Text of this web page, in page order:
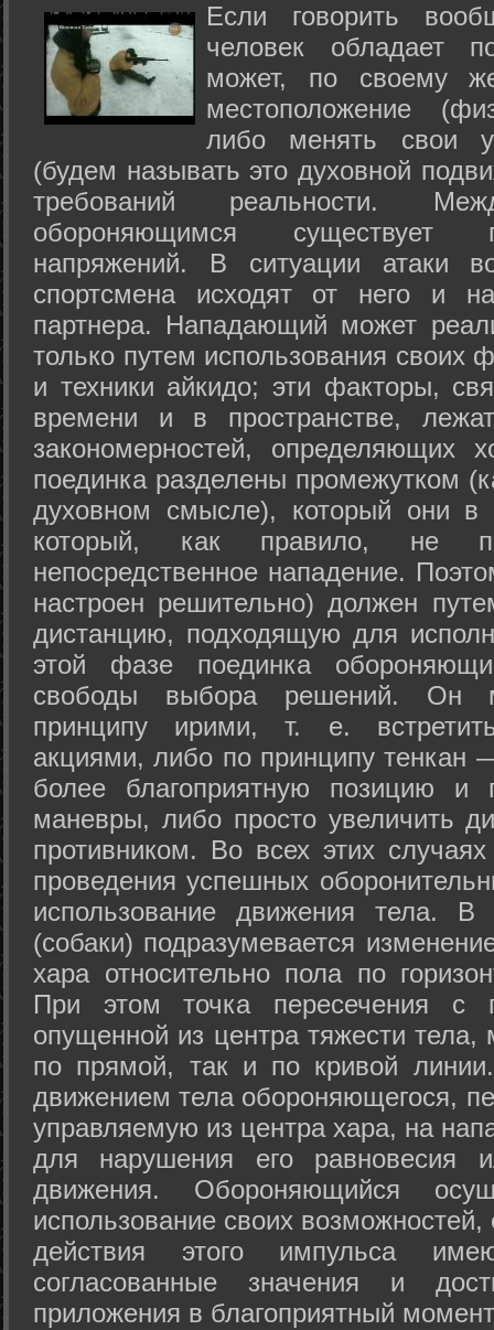
Если говорить
человек обладает
может, по своему
местоположение
либо менять свои
(будем называть это духовной
требований реальности.
обороняющимся существует
напряжений. В ситуации атаки
спортсмена исходят от него и
партнера. Нападающий может
только путем использования своих
и техники айкидо; эти факторы,
времени и в пространстве,
закономерностей, определяющих
поединка разделены промежутком
духовном смысле), который они в
который, как правило, не
непосредственное нападение.
настроен решительно) должен
дистанцию, подходящую для
этой фазе поединка
свободы выбора решений. Он
принципу ирими, т. е.
акциями, либо по принципу тенкан
более благоприятную позицию и
маневры, либо просто увеличить
противником. Во всех этих
проведения успешных
использование движения тела.
(собаки) подразумевается
хара относительно пола по
При этом точка пересечения с
опущенной из центра тяжести
по прямой, так и по кривой
движением тела обороняющегося,
управляемую из центра хара, на
для нарушения его равновесия
движения. Обороняющийся
использование своих
действия этого импульса
согласованные значения и
приложения в благоприятный